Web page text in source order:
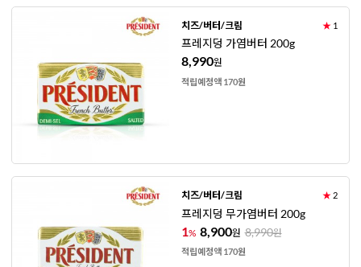
치즈/버터/크림 ★ 1
프레지덩 가염버터 200g
8,990원
적립예정액 170원
치즈/버터/크림 ★ 2
프레지덩 무가염버터 200g
1% 8,900원 8,990원
적립예정액 170원